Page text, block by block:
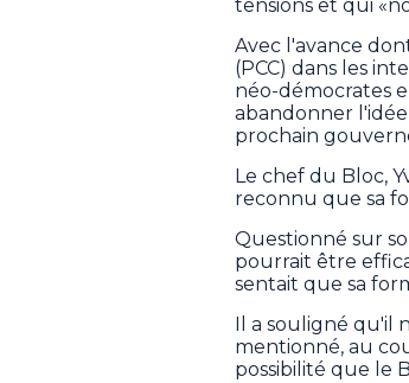
tensions et qui
Avec l'avance
(PCC) dans les
néo-démocrates
abandonner
prochain
Le chef du Bloc,
reconnu que sa
Questionné sur
pourrait être
sentait que sa
Il a souligné qu'il
mentionné, au
possibilité que le